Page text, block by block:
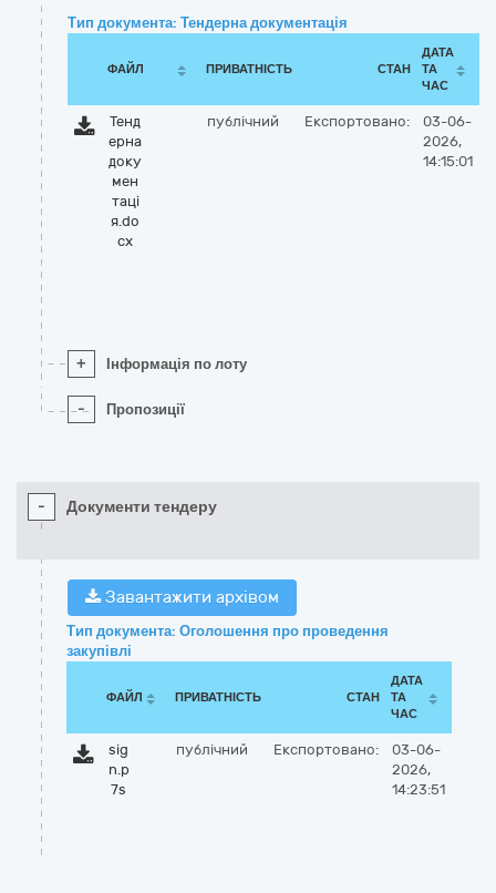
Тип документа: Тендерна документація
ФАЙЛ ПРИВАТНІСТЬ СТАН
ДАТА
ТА
ЧАС
Тенд
ерна
доку
мен
таці
я.do
cx
публічний Експортовано:
03-06-
2026,
14:15:01
+ Інформація по лоту
- Пропозиції
- Документи тендеру
Завантажити архівом
Тип документа: Оголошення про проведення
закупівлі
ФАЙЛ ПРИВАТНІСТЬ СТАН
ДАТА
ТА
ЧАС
sig
n.p
7s
публічний Експортовано:
03-06-
2026,
14:23:51